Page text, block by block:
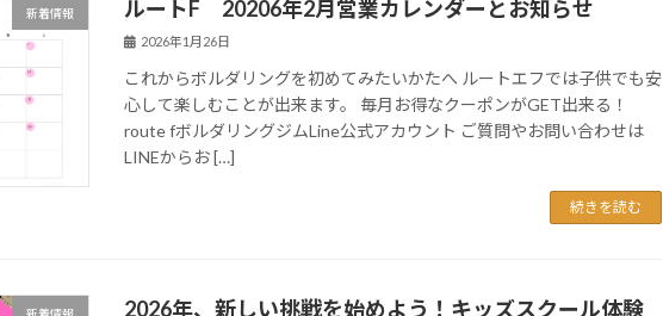
新着情報 ルートF 20206年2月営業カレンダーとお知らせ
2026年1月26日
これからボルダリングを初めてみたいかたへ ルートエフでは子供でも安
心して楽しむことが出来ます。 毎月お得なクーポンがGET出来る！
route fボルダリングジムLine公式アカウント ご質問やお問い合わせは
LINEからお […]
続きを読む
2026年、新しい挑戦を始めよう！キッズスクール体験